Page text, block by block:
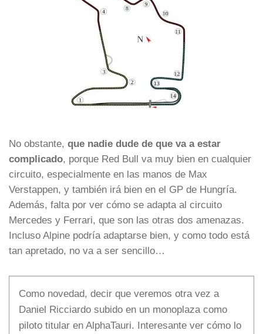
No obstante, que nadie dude de que va a estar
complicado , porque Red Bull va muy bien en cualquier
circuito, especialmente en las manos de Max
Verstappen, y también irá bien en el GP de Hungría.
Además, falta por ver cómo se adapta al circuito
Mercedes y Ferrari, que son las otras dos amenazas.
Incluso Alpine podría adaptarse bien, y como todo está
tan apretado, no va a ser sencillo…
Como novedad, decir que veremos otra vez a
Daniel Ricciardo subido en un monoplaza como
piloto titular en AlphaTauri. Interesante ver cómo lo